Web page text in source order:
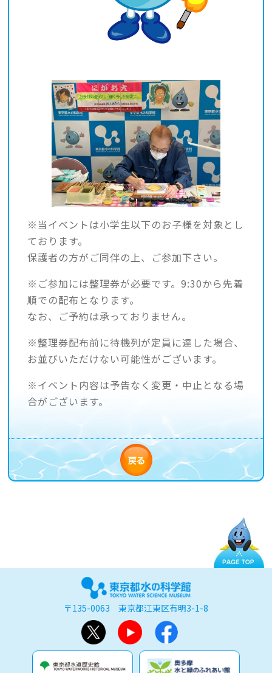
※当イベントは小学生以下のお子様を対象とし
ております。
保護者の方がご同伴の上、ご参加下さい。
※ご参加には整理券が必要です。9:30から先着
順での配布となります。
なお、ご予約は承っておりません。
※整理券配布前に待機列が定員に達した場合、
お並びいただけない可能性がございます。
※イベント内容は予告なく変更・中止となる場
合がございます。
〒135-0063 東京都江東区有明3-1-8